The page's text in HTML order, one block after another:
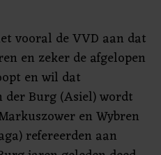
vooral de VVD aan dat
en zeker de afgelopen
en wil dat
der Burg (Asiel) wordt
en Wybren
refereerden aan